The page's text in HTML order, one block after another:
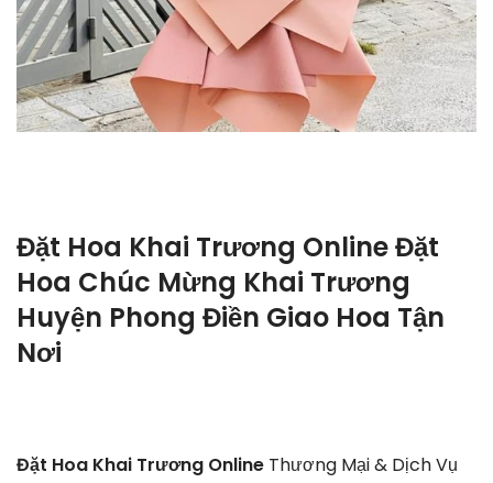
Đặt Hoa Khai Trương Online Đặt
Hoa Chúc Mừng Khai Trương
Huyện Phong Điền Giao Hoa Tận
Nơi
Đặt Hoa Khai Trương Online Thương Mại & Dịch Vụ